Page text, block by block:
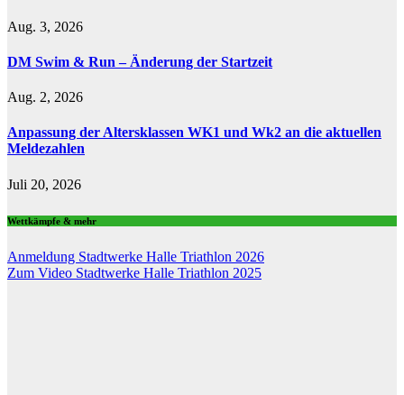
Aug. 3, 2026
DM Swim & Run – Änderung der Startzeit
Aug. 2, 2026
Anpassung der Altersklassen WK1 und Wk2 an die aktuellen
Meldezahlen
Juli 20, 2026
Wettkämpfe & mehr
Anmeldung Stadtwerke Halle Triathlon 2026
Zum Video Stadtwerke Halle Triathlon 2025